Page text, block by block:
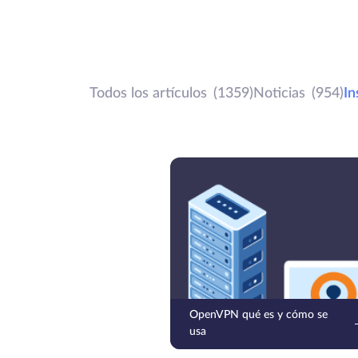
Todos los artículos (1359) Noticias (954)
OpenVPN qué es y cómo se
usa